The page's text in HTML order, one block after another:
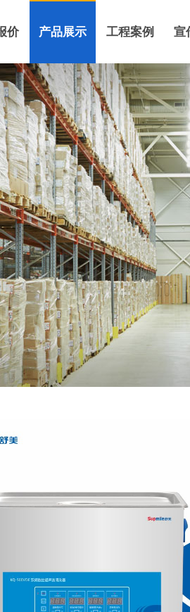
价 产品展示 工程案例 宣